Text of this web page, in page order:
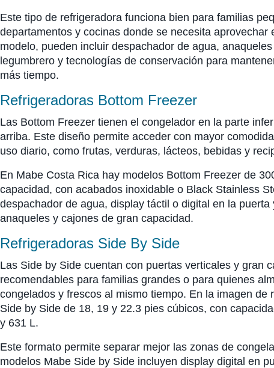
Este tipo de refrigeradora funciona bien para familias
departamentos y cocinas donde se necesita aprovechar
modelo, pueden incluir despachador de agua,
legumbrero y tecnologías de conservación para
más tiempo.
Refrigeradoras Bottom Freezer
Las Bottom Freezer tienen el congelador en la parte
arriba. Este diseño permite acceder con mayor
uso diario, como frutas, verduras, lácteos, bebidas y
En Mabe Costa Rica hay modelos Bottom Freezer de
capacidad, con acabados inoxidable o Black Stainless
despachador de agua, display táctil o digital en la
anaqueles y cajones de gran capacidad.
Refrigeradoras Side By Side
Las Side by Side cuentan con puertas verticales y gran
recomendables para familias grandes o para quienes
congelados y frescos al mismo tiempo. En la imagen de
Side by Side de 18, 19 y 22.3 pies cúbicos, con
y 631 L.
Este formato permite separar mejor las zonas de
modelos Mabe Side by Side incluyen display digital en